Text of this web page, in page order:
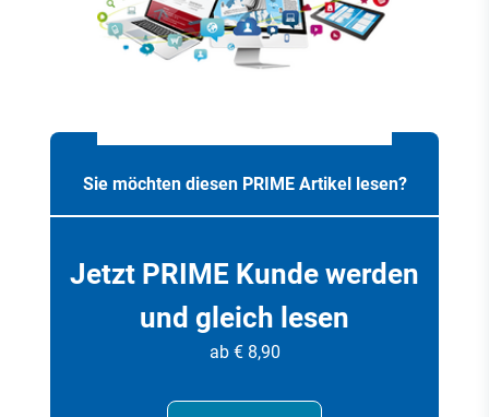
Sie möchten diesen PRIME Artikel lesen?
Jetzt PRIME Kunde werden
und gleich lesen
ab € 8,90